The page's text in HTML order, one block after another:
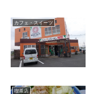
カフェ・スイーツ
喫茶店